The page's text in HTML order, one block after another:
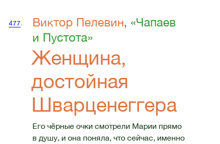
477. Виктор Пелевин, «Чапаев
и Пустота»
Женщина,
достойная
Шварценеггера
Его чёрные очки смотрели Марии прямо
в душу, и она поняла, что сейчас, именно